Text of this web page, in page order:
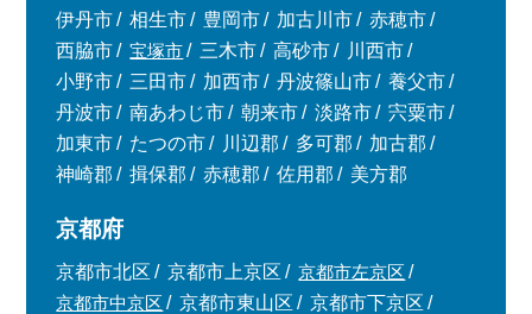
伊丹市
相生市 豊岡市 加古川市
赤穂市
西脇市
宝塚市 三木市 高砂市
川西市
小野市
三田市 加西市 丹波篠山市
養父市
丹波市
南あわじ市 朝来市 淡路市
宍粟市
加東市
たつの市 川辺郡 多可郡
加古郡
神崎郡
揖保郡 赤穂郡 佐用郡 美方郡
京都府
京都市北区 京都市上京区
京都市左京区
京都市中京区
京都市東山区
京都市下京区